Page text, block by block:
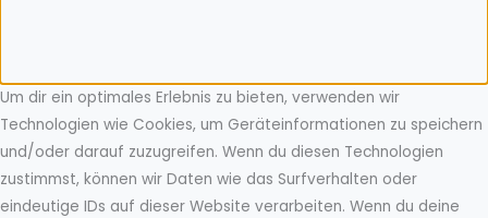
Um dir ein optimales Erlebnis zu bieten, verwenden wir
Technologien wie Cookies, um Geräteinformationen zu speichern
und/oder darauf zuzugreifen. Wenn du diesen Technologien
zustimmst, können wir Daten wie das Surfverhalten oder
eindeutige IDs auf dieser Website verarbeiten. Wenn du deine